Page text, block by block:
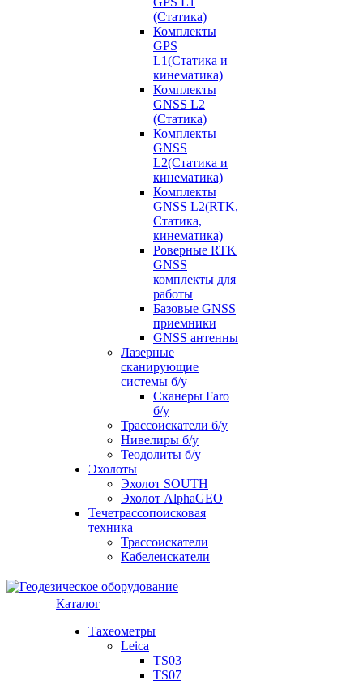
(Статика)
Комплекты
GPS
L1(Статика и
кинематика)
Комплекты
GNSS L2
(Статика)
Комплекты
GNSS
L2(Статика и
кинематика)
Комплекты
GNSS L2(RTK,
Статика,
кинематика)
Роверные RTK
GNSS
комплекты для
работы
Базовые GNSS
приемники
GNSS антенны
Лазерные
сканирующие
системы б/у
Сканеры Faro
б/у
Трассоискатели б/у
Нивелиры б/у
Теодолиты б/у
Эхолоты
Эхолот SOUTH
Эхолот AlphaGEO
Течетрассопоисковая
техника
Трассоискатели
Кабелеискатели
Каталог
Тахеометры
Leica
TS03
TS07